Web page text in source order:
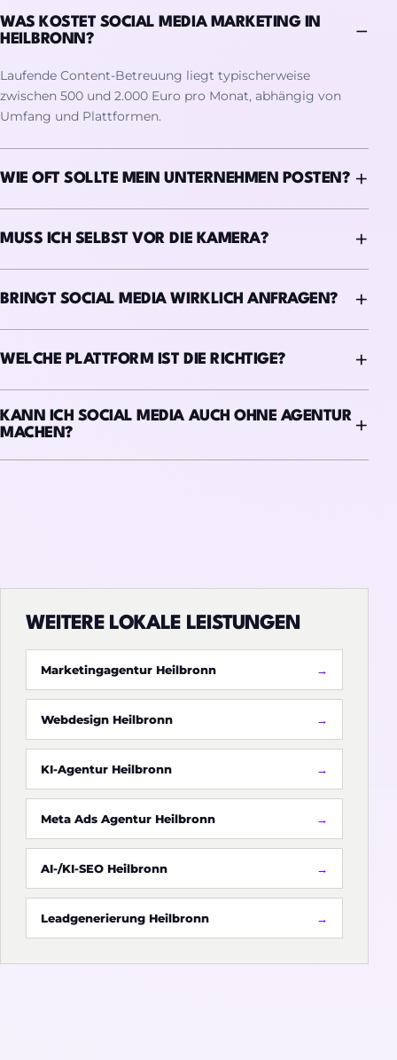
WAS KOSTET SOCIAL MEDIA MARKETING IN
HEILBRONN?
Laufende Content-Betreuung liegt typischerweise
zwischen 500 und 2.000 Euro pro Monat, abhängig von
Umfang und Plattformen.
WIE OFT SOLLTE MEIN UNTERNEHMEN POSTEN?
MUSS ICH SELBST VOR DIE KAMERA?
BRINGT SOCIAL MEDIA WIRKLICH ANFRAGEN?
WELCHE PLATTFORM IST DIE RICHTIGE?
KANN ICH SOCIAL MEDIA AUCH OHNE AGENTUR
MACHEN?
WEITERE LOKALE LEISTUNGEN
Marketingagentur Heilbronn
Webdesign Heilbronn
KI-Agentur Heilbronn
Meta Ads Agentur Heilbronn
AI-/KI-SEO Heilbronn
Leadgenerierung Heilbronn